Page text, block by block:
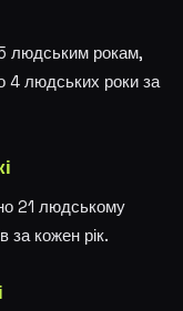
людським рокам,
4 людських роки за
21 людському
за кожен рік.